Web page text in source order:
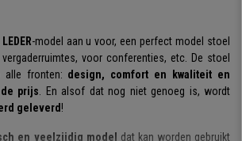
-model aan u voor, een perfect model stoel
voor conferenties, etc. De stoel
alle fronten: design, comfort en kwaliteit en
prijs. En alsof dat nog niet genoeg is, wordt
geleverd!
en veelzijdig model dat kan worden gebruikt